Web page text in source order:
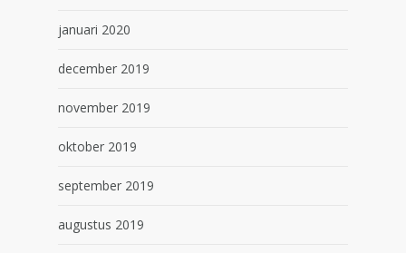
januari 2020
december 2019
november 2019
oktober 2019
september 2019
augustus 2019